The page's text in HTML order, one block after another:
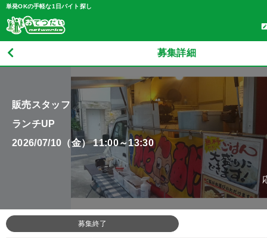
単発OKの手軽な1日バイト探し
募集詳細
販売スタッフ
ランチUP
2026/07/10（金） 11:00～13:30
募集終了